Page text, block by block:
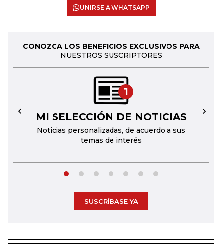
UNIRSE A WHATSAPP
CONOZCA LOS BENEFICIOS EXCLUSIVOS PARA
NUESTROS SUSCRIPTORES
1
MI SELECCIÓN DE NOTICIAS
Noticias personalizadas, de acuerdo a sus
temas de interés
← →
SUSCRÍBASE YA